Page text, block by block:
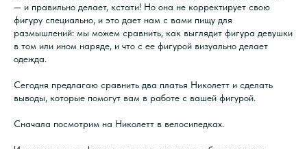
— и правильно делает, кстати! Но она не корректирует свою
фигуру специально, и это дает нам с вами пищу для
размышлений: мы можем сравнить, как выглядит фигура девушки
в том или ином наряде, и что с ее фигурой визуально делает
одежда.
Сегодня предлагаю сравнить два платья Николетт и сделать
выводы, которые помогут вам в работе с вашей фигурой.
Сначала посмотрим на Николетт в велосипедках.